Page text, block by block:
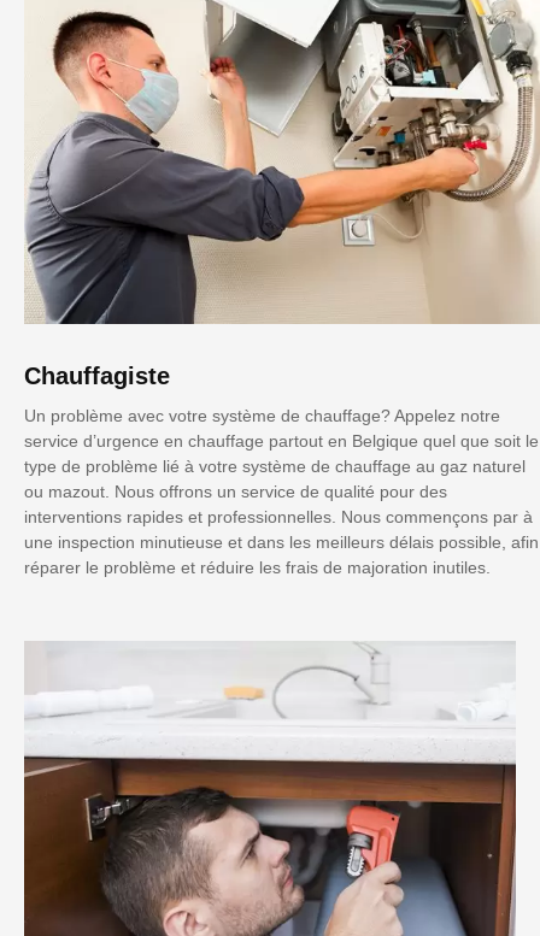
Chauffagiste
Un problème avec votre système de chauffage? Appelez notre
service d’urgence en chauffage partout en Belgique quel que soit le
type de problème lié à votre système de chauffage au gaz naturel
ou mazout. Nous offrons un service de qualité pour des
interventions rapides et professionnelles. Nous commençons par à
une inspection minutieuse et dans les meilleurs délais possible, afin
réparer le problème et réduire les frais de majoration inutiles.